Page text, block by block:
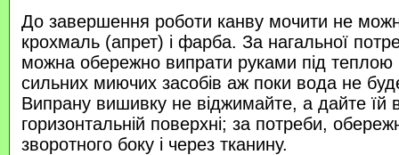
До завершення роботи канву мочити не
крохмаль (апрет) і фарба. За нагальної
можна обережно випрати руками під
сильних миючих засобів аж поки вода не
Випрану вишивку не віджимайте, а дайте їй
горизонтальній поверхні; за потреби,
зворотного боку і через тканину.